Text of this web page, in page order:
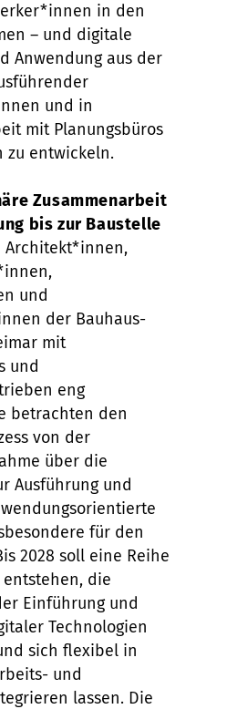
in den
– und digitale
Anwendung aus der
und in
mit Planungsbüros
zu entwickeln.
Zusammenarbeit
bis zur Baustelle
Architekt*innen,
und
der Bauhaus-
mit
und
eng
betrachten den
von der
über die
Ausführung und
für den
2028 soll eine Reihe
die
Einführung und
Technologien
sich flexibel in
und
lassen. Die